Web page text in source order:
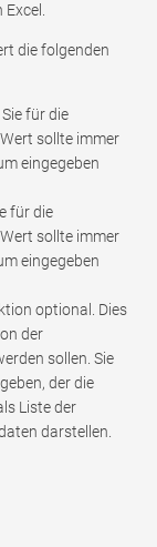
die folgenden
für die
sollte immer
eingegeben
für die
sollte immer
eingegeben
optional. Dies
der
sollen. Sie
der die
Liste der
darstellen.